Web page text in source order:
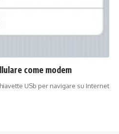
come modem
USb per navigare su Internet